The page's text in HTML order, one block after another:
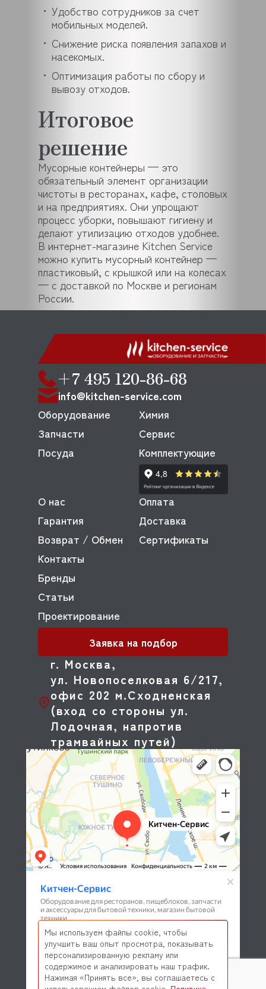
Удобство сотрудников за счет
мобильных моделей.
Снижение риска появления запахов и
насекомых.
Оптимизация работы по сбору и
вывозу отходов.
Итоговое
решение
Мусорные контейнеры — это
обязательный элемент организации
чистоты в ресторанах, кафе, столовых
и на предприятиях. Они упрощают
процесс уборки, повышают гигиену и
делают утилизацию отходов удобнее.
В интернет-магазине Kitchen Service
можно купить мусорный контейнер —
пластиковый, с крышкой или на колесах
— с доставкой по Москве и регионам
России.
+7 495 120-86-68
info@kitchen-service.com
г. Москва,
ул. Новопоселковая 6/217,
офис 202 м.Сходненская
(вход со стороны ул.
Лодочная, напротив
трамвайных путей)
Оборудование
Запчасти
Посуда
Химия
Сервис
Комплектующие
О нас
Оплата
Гарантия
Доставка
Возврат / Обмен
Сертификаты
Контакты
Бренды
Статьи
Проектирование
Заявка на подбор
Мы используем файлы cookie, чтобы
улучшить ваш опыт просмотра, показывать
персонализированную рекламу или
содержимое и анализировать наш трафик.
Нажимая «Принять все», вы соглашаетесь с